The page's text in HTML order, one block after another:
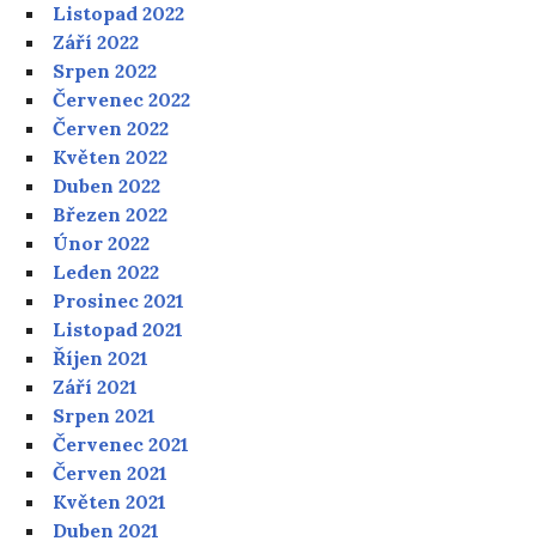
Listopad 2022
Září 2022
Srpen 2022
Červenec 2022
Červen 2022
Květen 2022
Duben 2022
Březen 2022
Únor 2022
Leden 2022
Prosinec 2021
Listopad 2021
Říjen 2021
Září 2021
Srpen 2021
Červenec 2021
Červen 2021
Květen 2021
Duben 2021